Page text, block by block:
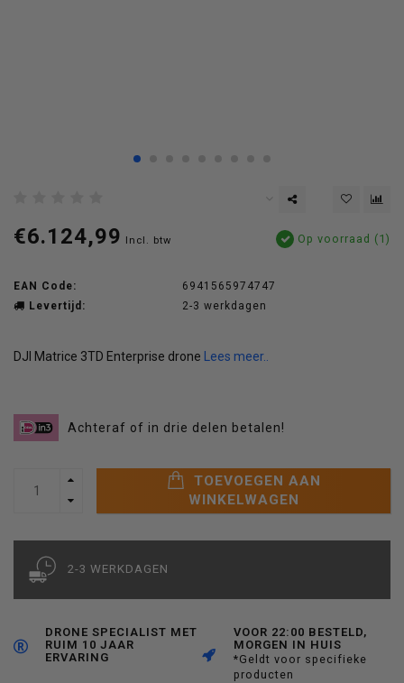
€6.124,99 Incl. btw Op voorraad (1)
EAN Code:
6941565974747
Levertijd:
2-3 werkdagen
DJI Matrice 3TD Enterprise drone Lees meer..
Achteraf of in drie delen betalen!
TOEVOEGEN AAN
WINKELWAGEN
2-3 WERKDAGEN
DRONE SPECIALIST MET
RUIM 10 JAAR
ERVARING
VOOR 22:00 BESTELD,
MORGEN IN HUIS
*Geldt voor specifieke
producten